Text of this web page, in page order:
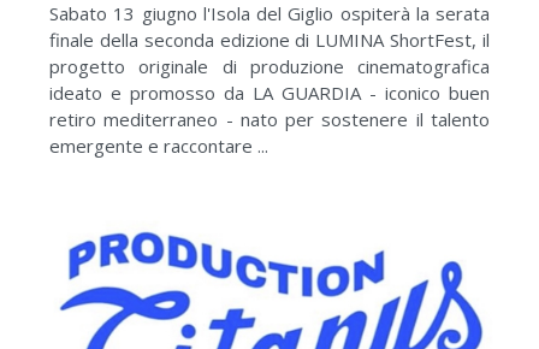
Sabato 13 giugno l'Isola del Giglio ospiterà la serata
finale della seconda edizione di LUMINA ShortFest, il
progetto originale di produzione cinematografica
ideato e promosso da LA GUARDIA - iconico buen
retiro mediterraneo - nato per sostenere il talento
emergente e raccontare ...